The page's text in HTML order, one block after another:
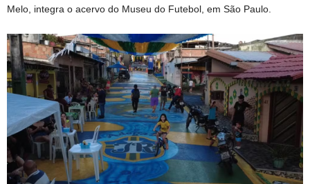
Melo, integra o acervo do Museu do Futebol, em São Paulo.